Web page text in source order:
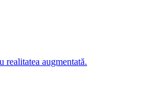
augmentată.